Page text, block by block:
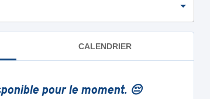
CALENDRIER
pour le moment. 😔